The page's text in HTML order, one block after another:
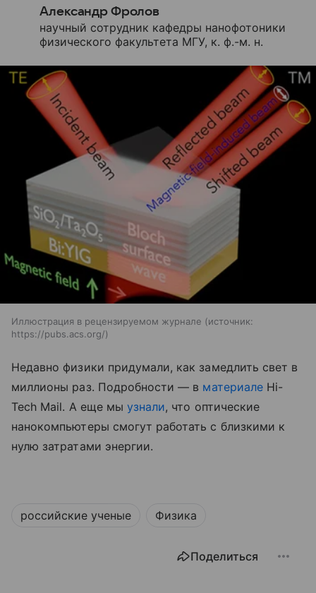
Александр Фролов
научный сотрудник кафедры нанофотоники
физического факультета МГУ, к. ф.-м. н.
Иллюстрация в рецензируемом журнале
источник:
https://pubs.acs.org/
Недавно физики придумали, как замедлить свет в
миллионы раз. Подробности — в материалеHi-
Tech Mail. А еще мы узнали, что оптические
нанокомпьютеры смогут работать с близкими к
нулю затратами энергии.
российские ученые Физика
Поделиться